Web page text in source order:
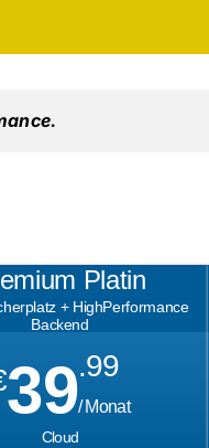
Platin
+ HighPerformance
Backend
39.99
/ Monat
Cloud